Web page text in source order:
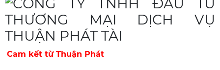
Cam kết từ Thuận Phát